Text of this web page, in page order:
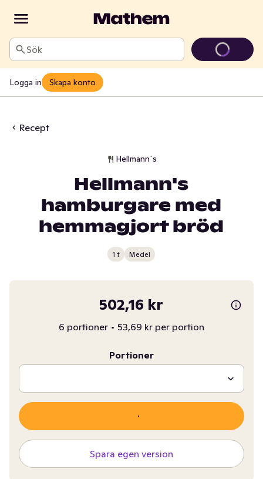
Sök
Logga in Skapa konto
Recept
Hellmann´s
Hellmann's
hamburgare med
hemmagjort bröd
1 t Medel
502,16 kr
6 portioner • 53,69 kr per portion
Portioner
Spara egen version